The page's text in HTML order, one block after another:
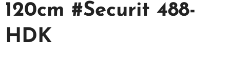
120cm #Securit 488-
HDK